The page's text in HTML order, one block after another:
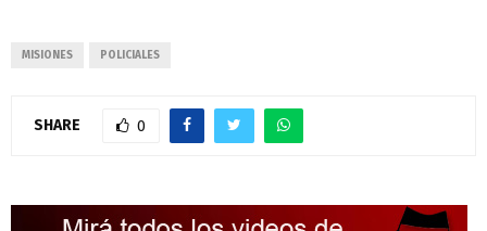
MISIONES POLICIALES
SHARE 0